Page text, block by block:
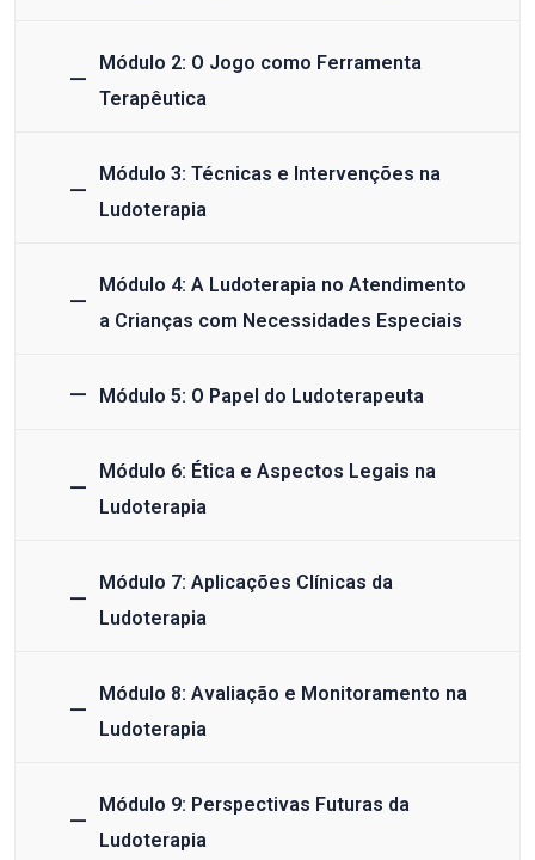
Módulo 2: O Jogo como Ferramenta
Terapêutica
Módulo 3: Técnicas e Intervenções na
Ludoterapia
Módulo 4: A Ludoterapia no Atendimento
a Crianças com Necessidades Especiais
Módulo 5: O Papel do Ludoterapeuta
Módulo 6: Ética e Aspectos Legais na
Ludoterapia
Módulo 7: Aplicações Clínicas da
Ludoterapia
Módulo 8: Avaliação e Monitoramento na
Ludoterapia
Módulo 9: Perspectivas Futuras da
Ludoterapia